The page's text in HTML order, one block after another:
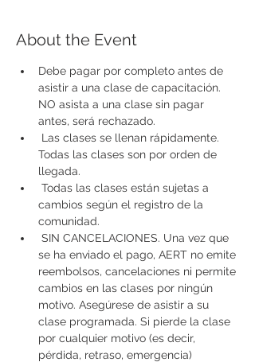
About the Event
Debe pagar por completo antes de
asistir a una clase de capacitación.
NO asista a una clase sin pagar
antes, será rechazado.
Todas las clases son por orden de
llegada.
cambios según el registro de la
comunidad.
se ha enviado el pago, AERT no emite
reembolsos, cancelaciones ni permite
cambios en las clases por ningún
motivo. Asegúrese de asistir a su
clase programada. Si pierde la clase
por cualquier motivo (es decir,
pérdida, retraso, emergencia)